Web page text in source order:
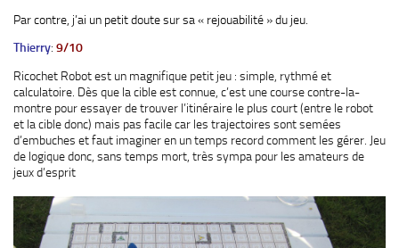
Par contre, j’ai un petit doute sur sa « rejouabilité » du jeu.
Thierry: 9/10
Ricochet Robot est un magnifique petit jeu : simple, rythmé et
calculatoire. Dès que la cible est connue, c’est une course contre-la-
montre pour essayer de trouver l’itinéraire le plus court (entre le robot
et la cible donc) mais pas facile car les trajectoires sont semées
d’embuches et faut imaginer en un temps record comment les gérer. Jeu
de logique donc, sans temps mort, très sympa pour les amateurs de
jeux d’esprit